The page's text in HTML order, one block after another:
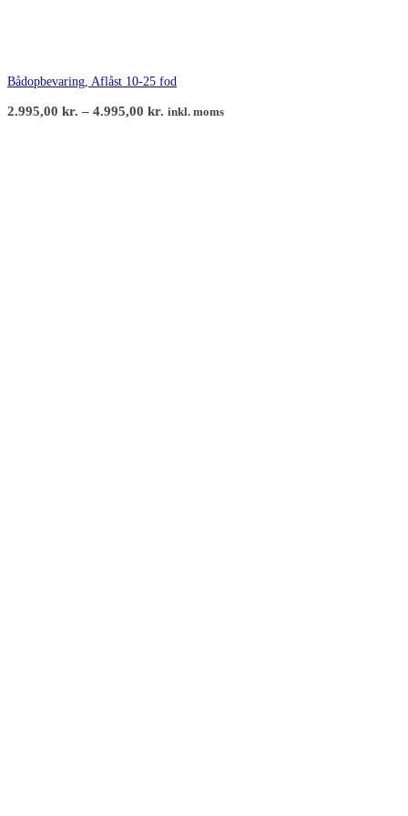
Bådopbevaring, Aflåst 10-25 fod
2.995,00 kr. – 4.995,00 kr. Prisinterval:
inkl. moms